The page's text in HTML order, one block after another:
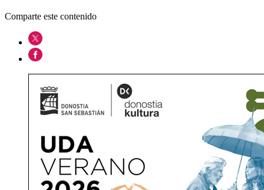
Comparte este contenido